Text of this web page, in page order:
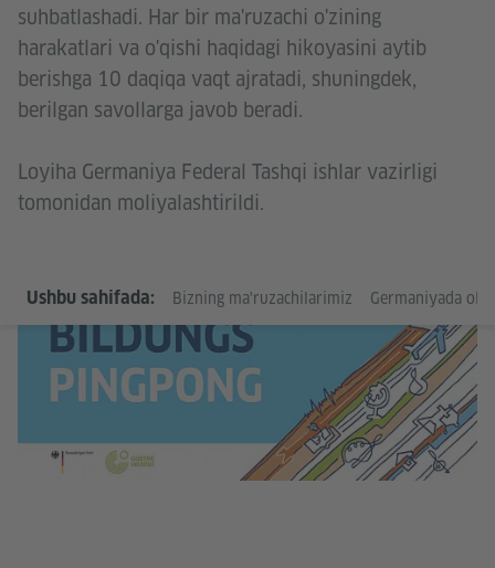
suhbatlashadi. Har bir ma'ruzachi o'zining
harakatlari va o'qishi haqidagi hikoyasini aytib
berishga 10 daqiqa vaqt ajratadi, shuningdek,
berilgan savollarga javob beradi.
Loyiha Germaniya Federal Tashqi ishlar vazirligi
tomonidan moliyalashtirildi.
Ushbu sahifada: Bizning ma'ruzachilarimiz Germaniyada